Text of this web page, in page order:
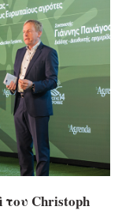
του Christoph